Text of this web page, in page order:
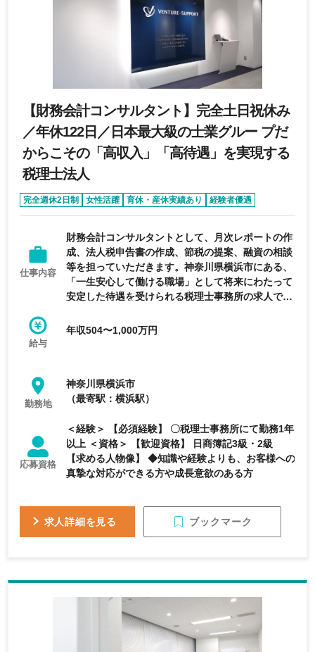
【財務会計コンサルタント】完全土日祝休み
／年休122日／日本最大級の士業グルー プだ
からこその「高収入」「高待遇」を実現する
税理士法人
完全週休2日制 女性活躍 育休・産休実績あり
経験者優遇
第二新卒歓迎
仕事内容
財務会計コンサルタントとして、月次レポートの作
成、法人税申告書の作成、節税の提案、融資の相談
等を担っていただきます。神奈川県横浜市にある、
「一生安心して働ける職場」として将来にわたって
安定した待遇を受けられる税理士事務所の求人で
給与
年収504〜1,000万円
勤務地
神奈川県横浜市
（最寄駅：横浜駅）
応募資格
＜経験＞ 【必須経験】 〇税理士事務所にて勤務1年
以上 ＜資格＞ 【歓迎資格】 日商簿記3級・2級
【求める人物像】 ◆知識や経験よりも、お客様への
真摯な対応ができる方や成長意欲のある方
求人詳細を見る ブックマーク